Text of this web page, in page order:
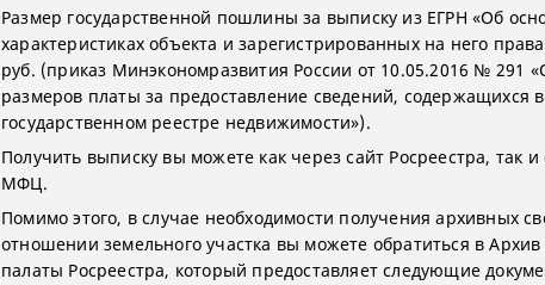
Размер государственной пошлины за выписку из ЕГРН «Об
характеристиках объекта и зарегистрированных на него
руб. (приказ Минэкономразвития России от 10.05.2016 № 291
размеров платы за предоставление сведений, содержащихся
государственном реестре недвижимости»).
Получить выписку вы можете как через сайт Росреестра, так
МФЦ.
Помимо этого, в случае необходимости получения архивных
отношении земельного участка вы можете обратиться в Архив
палаты Росреестра, который предоставляет следующие